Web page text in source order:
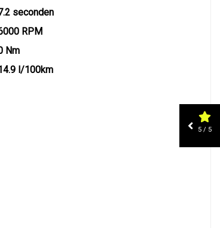
seconden
RPM
Nm
l/100km
5 / 5